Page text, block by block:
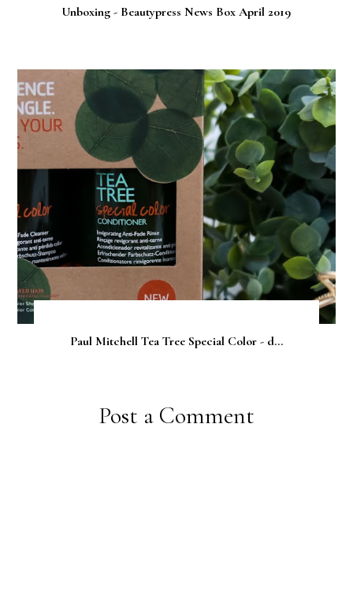
Unboxing - Beautypress News Box April 2019
Paul Mitchell Tea Tree Special Color - d...
Post a Comment